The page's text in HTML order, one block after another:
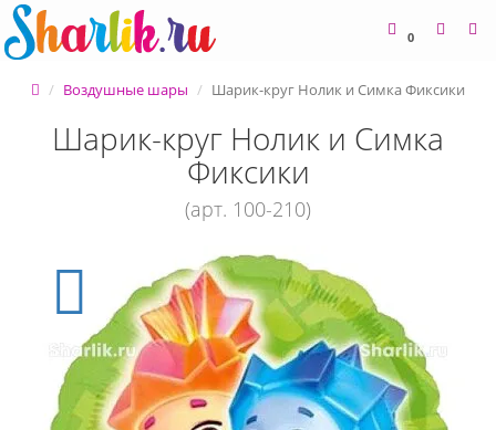
0
Воздушные шары Шарик-круг Нолик и Симка Фиксики
Шарик-круг Нолик и Симка
Фиксики
(арт. 100-210)